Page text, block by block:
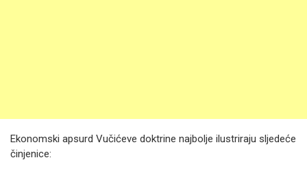
Ekonomski apsurd Vučićeve doktrine najbolje ilustriraju sljedeće
činjenice: